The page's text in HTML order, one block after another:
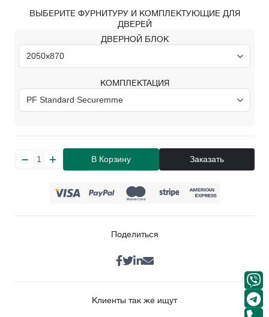
ВЫБЕРИТЕ ФУРНИТУРУ И КОМПЛЕКТУЮЩИЕ ДЛЯ
ДВЕРЕЙ
ДВЕРНОЙ БЛОК
КОМПЛЕКТАЦИЯ
В Корзину Заказать
Поделиться
Клиенты так же ищут